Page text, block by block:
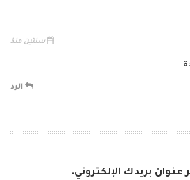
سنتين منذ
الرد
بريدك الإلكتروني.